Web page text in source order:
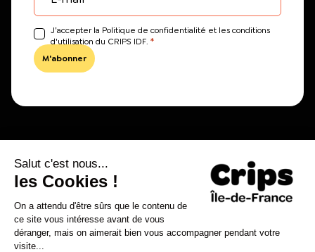
J’accepter la Politique de confidentialité et les conditions
d'utilisation du CRIPS IDF. *